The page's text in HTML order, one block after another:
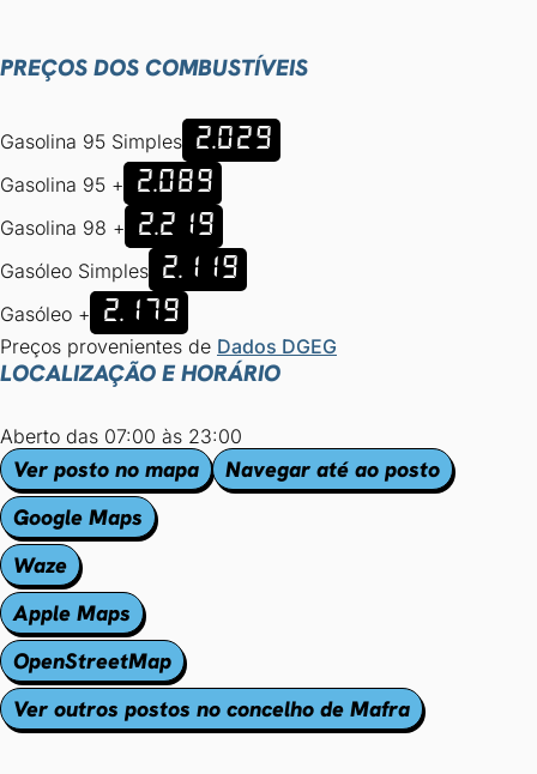
PREÇOS DOS COMBUSTÍVEIS
Gasolina 95 Simples 2.029
Gasolina 95 + 2.089
Gasolina 98 + 2.219
Gasóleo Simples 2.119
Gasóleo + 2.179
Preços provenientes de Dados DGEG
LOCALIZAÇÃO E HORÁRIO
Aberto das 07:00 às 23:00
Ver posto no mapa
Navegar até ao posto
Google Maps
Waze
Apple Maps
OpenStreetMap
Ver outros postos no concelho de Mafra